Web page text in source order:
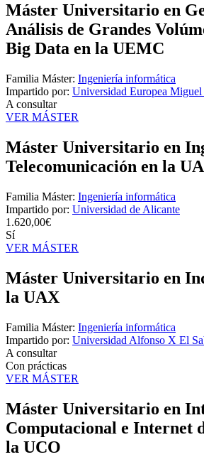
Máster Universitario en
Análisis de Grandes
Big Data en la UEMC
Familia Máster: Ingeniería informática
Impartido por: Universidad Europea Miguel
A consultar
VER MÁSTER
Máster Universitario en
Telecomunicación en la UA
Familia Máster: Ingeniería informática
Impartido por: Universidad de Alicante
1.620,00€
Sí
VER MÁSTER
Máster Universitario en
la UAX
Familia Máster: Ingeniería informática
Impartido por: Universidad Alfonso X El
A consultar
Con prácticas
VER MÁSTER
Máster Universitario en
Computacional e Internet
la UCO